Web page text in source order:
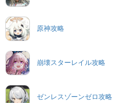
原神攻略
崩壊スターレイル攻略
ゼンレスゾーンゼロ攻略